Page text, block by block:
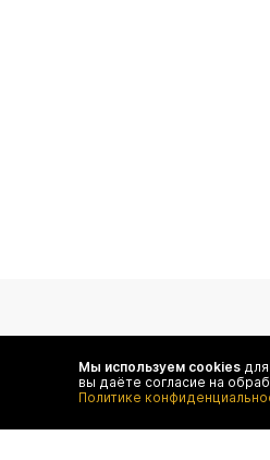
Чтобы в числе первых
Мы используем cookies
вы даёте согласие на
Политике